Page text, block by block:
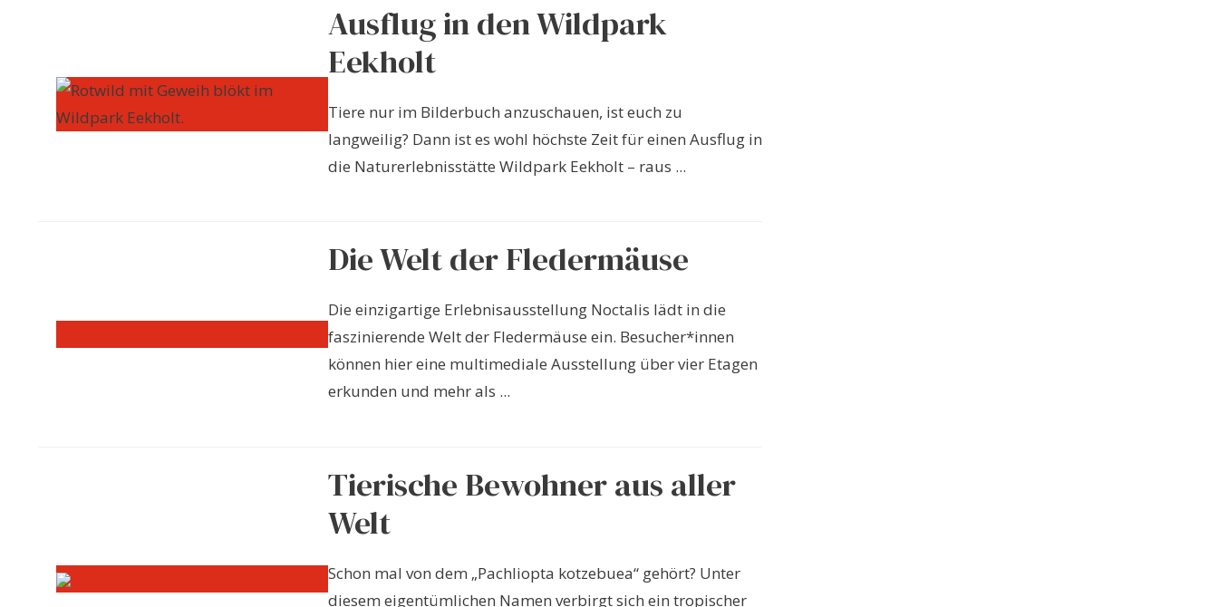
Ausflug in den Wildpark
Eekholt
Tiere nur im Bilderbuch anzuschauen, ist euch zu
langweilig? Dann ist es wohl höchste Zeit für einen Ausflug in
die Naturerlebnisstätte Wildpark Eekholt – raus ...
Die Welt der Fledermäuse
Die einzigartige Erlebnisausstellung Noctalis lädt in die
faszinierende Welt der Fledermäuse ein. Besucher*innen
können hier eine multimediale Ausstellung über vier Etagen
erkunden und mehr als ...
Tierische Bewohner aus aller
Welt
Schon mal von dem „Pachliopta kotzebuea“ gehört? Unter
diesem eigentümlichen Namen verbirgt sich ein tropischer